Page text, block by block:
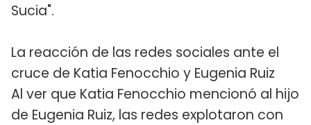
Sucia".
La reacción de las redes sociales ante el
cruce de Katia Fenocchio y Eugenia Ruiz
Al ver que Katia Fenocchio mencionó al hijo
de Eugenia Ruiz, las redes explotaron con